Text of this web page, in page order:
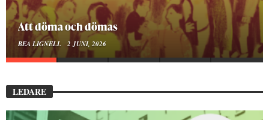
Att döma och dömas
BEA LIGNELL 2 JUNI, 2026
LEDARE